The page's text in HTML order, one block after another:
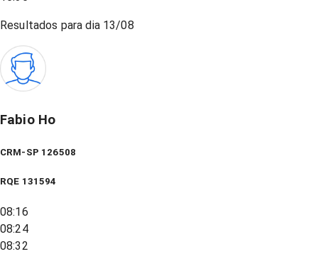
Resultados para dia 13/08
Fabio Ho
CRM-SP 126508
RQE 131594
08:16
08:24
08:32